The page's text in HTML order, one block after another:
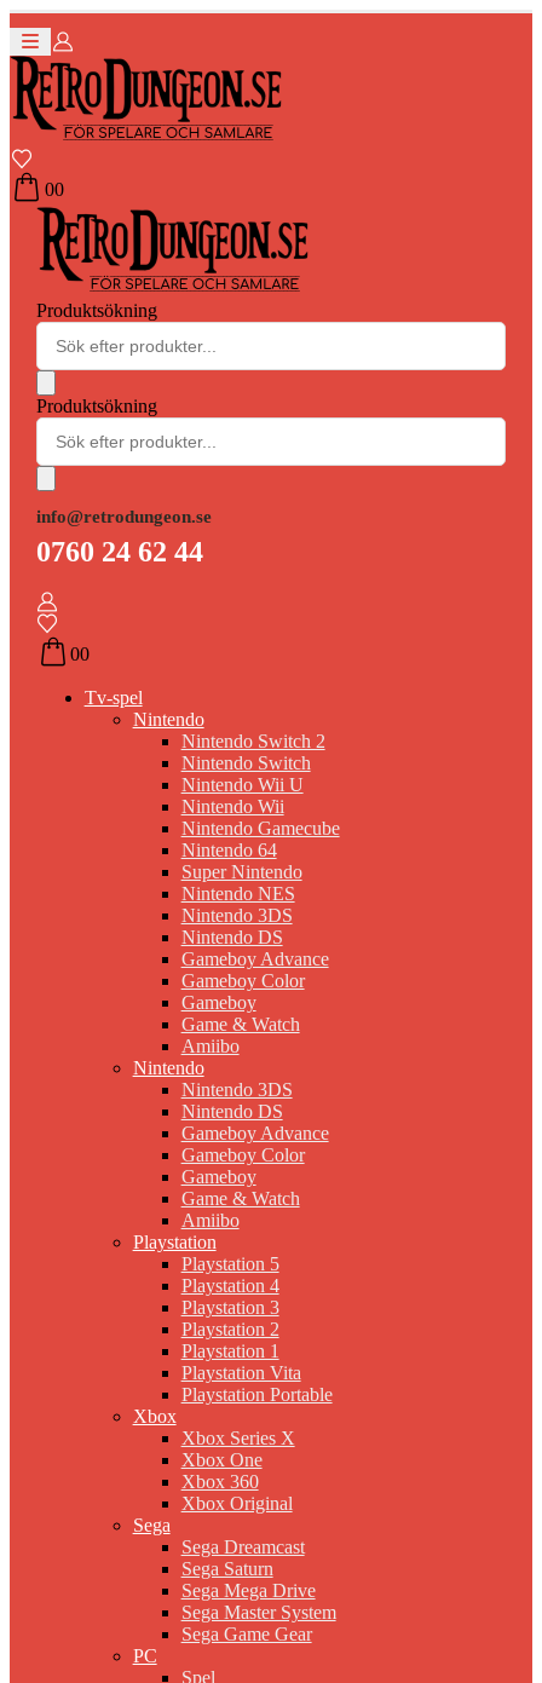
00
Produktsökning
Produktsökning
info@retrodungeon.se
0760 24 62 44
00
Tv-spel
Nintendo
Nintendo Switch 2
Nintendo Switch
Nintendo Wii U
Nintendo Wii
Nintendo Gamecube
Nintendo 64
Super Nintendo
Nintendo NES
Nintendo 3DS
Nintendo DS
Gameboy Advance
Gameboy Color
Gameboy
Game & Watch
Amiibo
Nintendo
Nintendo 3DS
Nintendo DS
Gameboy Advance
Gameboy Color
Gameboy
Game & Watch
Amiibo
Playstation
Playstation 5
Playstation 4
Playstation 3
Playstation 2
Playstation 1
Playstation Vita
Playstation Portable
Xbox
Xbox Series X
Xbox One
Xbox 360
Xbox Original
Sega
Sega Dreamcast
Sega Saturn
Sega Mega Drive
Sega Master System
Sega Game Gear
PC
Spel